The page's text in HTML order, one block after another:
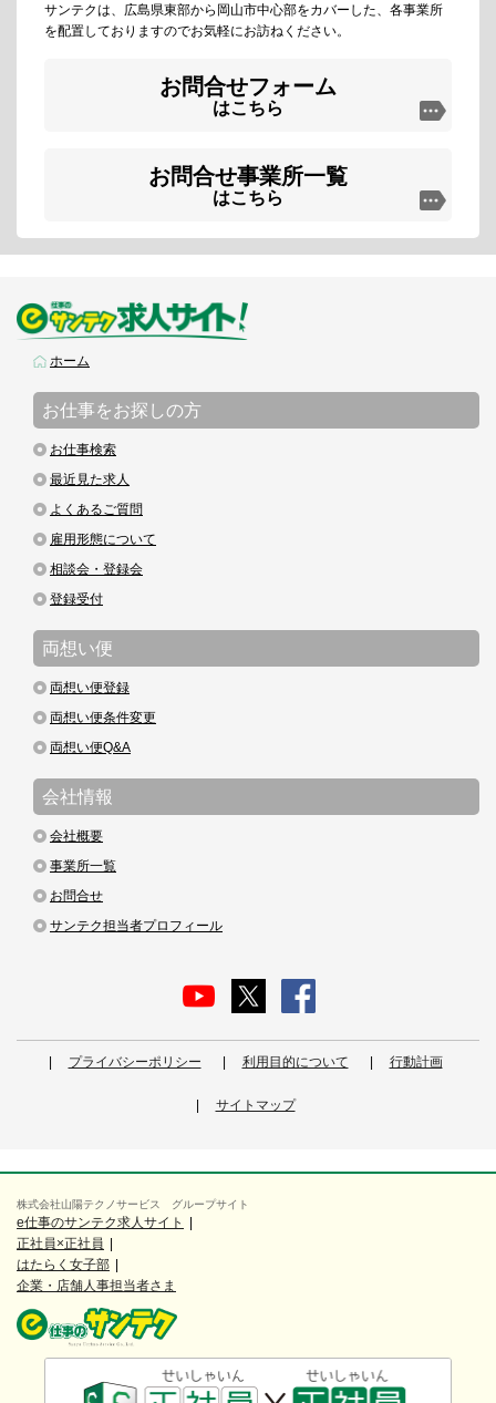
サンテクは、広島県東部から岡山市中心部をカバーした、各事業所
を配置しておりますのでお気軽にお訪ねください。
お問合せフォーム
はこちら
お問合せ事業所一覧
はこちら
ホーム
お仕事をお探しの方
お仕事検索
最近見た求人
よくあるご質問
雇用形態について
相談会・登録会
登録受付
両想い便
両想い便登録
両想い便条件変更
両想い便Q&A
会社情報
会社概要
事業所一覧
お問合せ
サンテク担当者プロフィール
プライバシーポリシー 利用目的について 行動計画
サイトマップ
株式会社山陽テクノサービス グループサイト
e仕事のサンテク求人サイト
正社員×正社員
はたらく女子部
企業・店舗人事担当者さま